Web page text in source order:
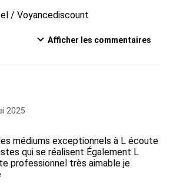
/ Voyancediscount
Afficher les commentaires
2025
médiums exceptionnels à L écoute
qui se réalisent Également L
professionnel très aimable je